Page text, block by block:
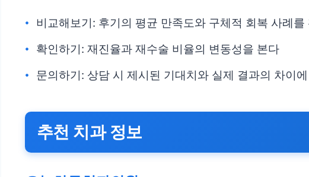
비교해보기: 후기의 평균 만족도와 구체적 회복 사례를
확인하기: 재진율과 재수술 비율의 변동성을 본다
문의하기: 상담 시 제시된 기대치와 실제 결과의 차이
추천 치과 정보